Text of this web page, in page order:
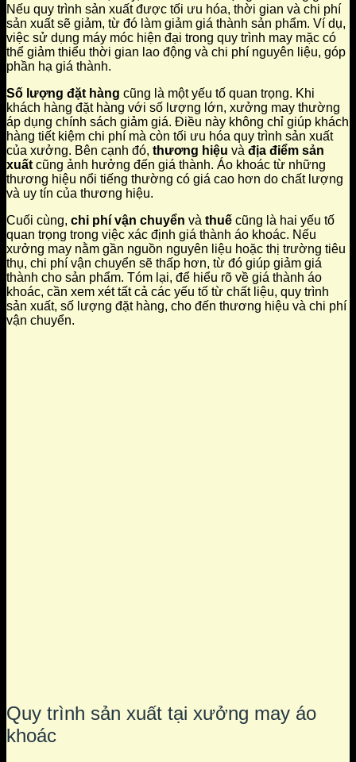
Nếu quy trình sản xuất được tối ưu hóa, thời gian và chi phí
sản xuất sẽ giảm, từ đó làm giảm giá thành sản phẩm. Ví dụ,
việc sử dụng máy móc hiện đại trong quy trình may mặc có
thể giảm thiểu thời gian lao động và chi phí nguyên liệu, góp
phần hạ giá thành.
Số lượng đặt hàng cũng là một yếu tố quan trọng. Khi
khách hàng đặt hàng với số lượng lớn, xưởng may thường
áp dụng chính sách giảm giá. Điều này không chỉ giúp khách
hàng tiết kiệm chi phí mà còn tối ưu hóa quy trình sản xuất
của xưởng. Bên cạnh đó, thương hiệu và địa điểm sản
xuất cũng ảnh hưởng đến giá thành. Áo khoác từ những
thương hiệu nổi tiếng thường có giá cao hơn do chất lượng
và uy tín của thương hiệu.
Cuối cùng, chi phí vận chuyển và thuế cũng là hai yếu tố
quan trọng trong việc xác định giá thành áo khoác. Nếu
xưởng may nằm gần nguồn nguyên liệu hoặc thị trường tiêu
thụ, chi phí vận chuyển sẽ thấp hơn, từ đó giúp giảm giá
thành cho sản phẩm. Tóm lại, để hiểu rõ về giá thành áo
khoác, cần xem xét tất cả các yếu tố từ chất liệu, quy trình
sản xuất, số lượng đặt hàng, cho đến thương hiệu và chi phí
vận chuyển.
Quy trình sản xuất tại xưởng may áo
khoác